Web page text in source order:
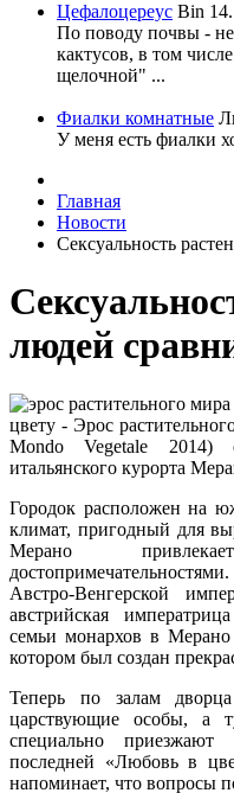
Цефалоцереус Bin
По поводу почвы -
кактусов, в том
щелочной" ...
Фиалки комнатные
У меня есть фиалки
Главная
Новости
Сексуальность
людей
цвету - Эрос
Mondo Vegetale 2014)
итальянского курорта
Городок расположен на
климат, пригодный для
Мерано
Австро-Венгерской
австрийская
семьи монархов в Мерано
котором был создан
Теперь по залам
царствующие особы, а
специально
последней «Любовь в
напоминает, что вопросы